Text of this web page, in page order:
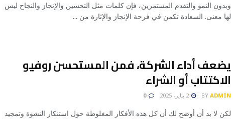
وبدون النمو والتقدم المستمرين، فإن كلمات مثل التحسين والإنجاز والنجاح ليس
لها معنى. السعادة تكمن في فرحة الإنجاز والإثارة من ...
يضعف أداء الشركة، فمن المستحسن روفيو
الاكتتاب أو الشراء
BY ADMIN
0
لكن لا بد أن أوضح لك أن كل هذه الأفكار المغلوطة حول استنكار النشوة وتمجيد